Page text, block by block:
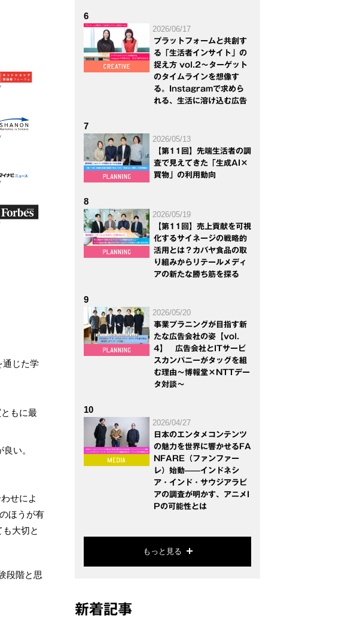
通じた学
もに最
い。
せによ
ほうが有
大切と
段階と思
6
2026/06/17
プラットフォームと共創す
る「生活者インサイト」の
捉え方 vol.2～ターゲット
のタイムラインを想像す
る。Instagramで求めら
れる、生活に溶け込む広告
7
2026/05/13
【第11回】先端生活者の調
査で見えてきた「生成AI×
買物」の利用動向
8
2026/05/19
【第11回】売上貢献を可視
化するサイネージの戦略的
活用とは？カバヤ食品の取
り組みからリテールメディ
アの新たな勝ち筋を探る
9
2026/05/20
事業プラニングが目指す新
たな広告会社の姿【vol.
4】 広告会社とITサービ
スカンパニーがタッグを組
む理由～博報堂×NTTデー
タ対談～
10
2026/04/27
日本のエンタメコンテンツ
の魅力を世界に響かせるFA
NFARE（ファンファー
レ）始動——インドネシ
ア・インド・サウジアラビ
アの調査が明かす、アニメI
Pの可能性とは
もっと見る
新着記事